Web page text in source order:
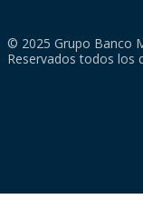
© 2025 Grupo Banco
Reservados todos los